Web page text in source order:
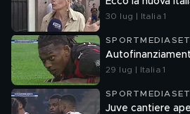
30 lug | Italia 1
SPORTMEDIASET
29 lug | Italia 1
SPORTMEDIASET
Juve cantiere